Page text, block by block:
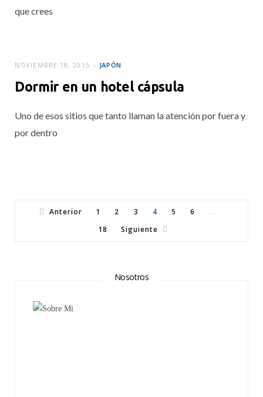
que crees
JAPÓN
NOVIEMBRE 18, 2015
Dormir en un hotel cápsula
Uno de esos sitios que tanto llaman la atención por fuera y
por dentro
Anterior 1 2 3 4 5 6 …
18 Siguiente
Nosotros